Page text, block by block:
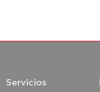
Servicios